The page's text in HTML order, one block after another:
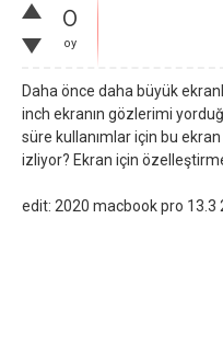
0
oy
Daha önce daha büyük
inch ekranın gözlerimi
süre kullanımlar için bu
izliyor? Ekran için
edit: 2020 macbook pro 13.3